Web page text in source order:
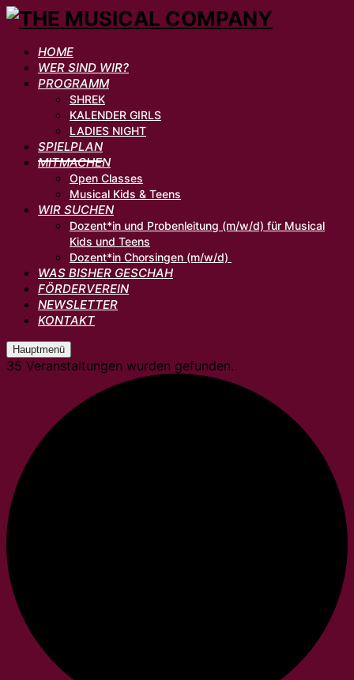
HOME
WER SIND WIR?
PROGRAMM
SHREK
KALENDER GIRLS
LADIES NIGHT
SPIELPLAN
MITMACHEN
Open Classes
Musical Kids & Teens
WIR SUCHEN
Dozent*in und Probenleitung (m/w/d) für Musical
Kids und Teens
Dozent*in Chorsingen (m/w/d)
WAS BISHER GESCHAH
FÖRDERVEREIN
NEWSLETTER
KONTAKT
Hauptmenü
35 Veranstaltungen wurden gefunden.